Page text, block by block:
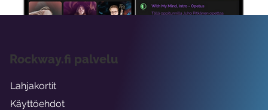
Rockway.fi palvelu
Lahjakortit
Käyttöehdot